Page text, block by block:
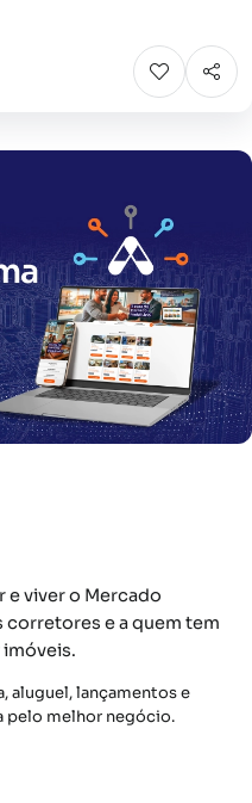
e viver o Mercado
e a quem tem
aluguel, lançamentos e
pelo melhor negócio.